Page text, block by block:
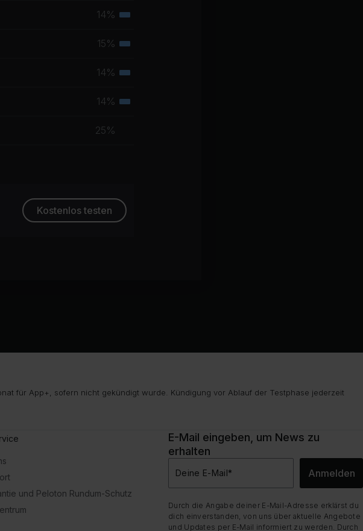
14% Tertiäre
15% Tertiäre
14% Tertiäre
14% Tertiäre
25%
Kostenlos testen
für App+, sofern nicht gekündigt wurde. Kündigung vor Ablauf der Testphase jederzeit
und Peloton Rundum-Schutz
E-Mail eingeben, um News zu
erhalten
Deine E-Mail* Anmelden
Durch die Angabe deiner E-Mail-Adresse erklärst du
dich einverstanden, von uns über aktuelle Angebote
und Updates per E-Mail informiert zu werden. Durch